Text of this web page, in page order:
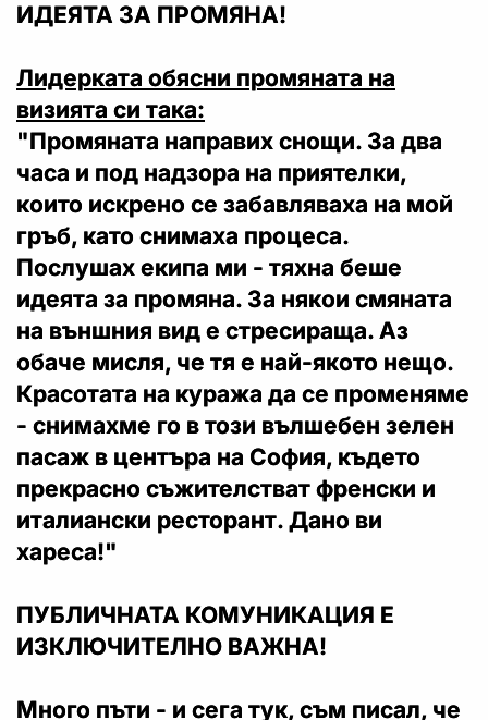
ИДЕЯТА ЗА ПРОМЯНА!
Лидерката обясни промяната на
визията си така:
"Промяната направих снощи. За два
часа и под надзора на приятелки,
които искрено се забавляваха на мой
гръб, като снимаха процеса.
Послушах екипа ми - тяхна беше
идеята за промяна. За някои смяната
на външния вид е стресираща. Аз
обаче мисля, че тя е най-якото нещо.
Красотата на куража да се променяме
- снимахме го в този вълшебен зелен
пасаж в центъра на София, където
прекрасно съжителстват френски и
италиански ресторант. Дано ви
хареса!"
ПУБЛИЧНАТА КОМУНИКАЦИЯ Е
ИЗКЛЮЧИТЕЛНО ВАЖНА!
Много пъти - и сега тук, съм писал, че